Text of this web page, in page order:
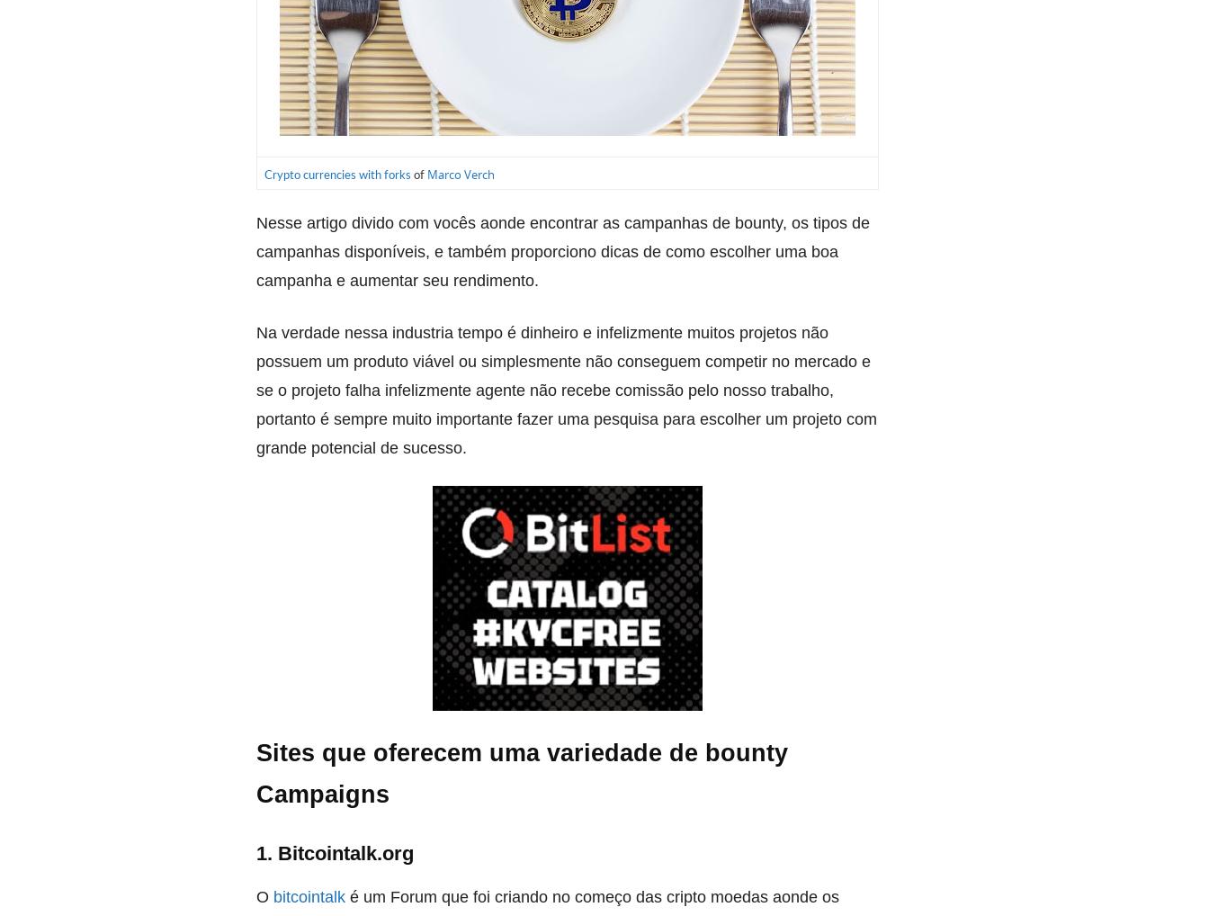
Crypto currencies with forks of Marco Verch
Nesse artigo divido com vocês aonde encontrar as campanhas de bounty, os tipos de
campanhas disponíveis, e também proporciono dicas de como escolher uma boa
campanha e aumentar seu rendimento.
Na verdade nessa industria tempo é dinheiro e infelizmente muitos projetos não
possuem um produto viável ou simplesmente não conseguem competir no mercado e
se o projeto falha infelizmente agente não recebe comissão pelo nosso trabalho,
portanto é sempre muito importante fazer uma pesquisa para escolher um projeto com
grande potencial de sucesso.
Sites que oferecem uma variedade de bounty
Campaigns
1. Bitcointalk.org
O bitcointalk é um Forum que foi criando no começo das cripto moedas aonde os